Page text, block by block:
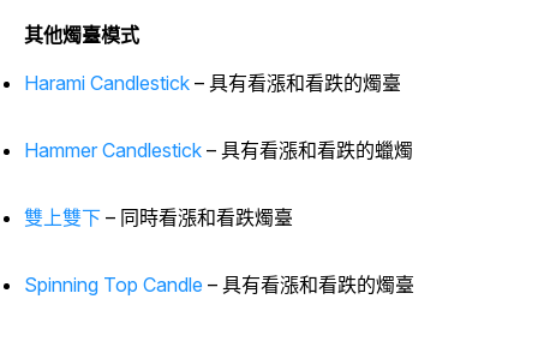
其他燭臺模式
Harami Candlestick – 具有看漲和看跌的燭臺
Hammer Candlestick – 具有看漲和看跌的蠟燭
雙上雙下 – 同時看漲和看跌燭臺
Spinning Top Candle – 具有看漲和看跌的燭臺